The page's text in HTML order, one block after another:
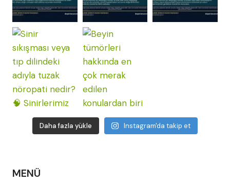
Daha fazla yükle Instagram'da takip et
MENÜ